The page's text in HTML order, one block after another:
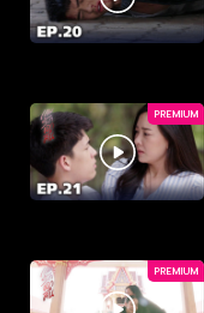
PREMIUM
PREMIUM